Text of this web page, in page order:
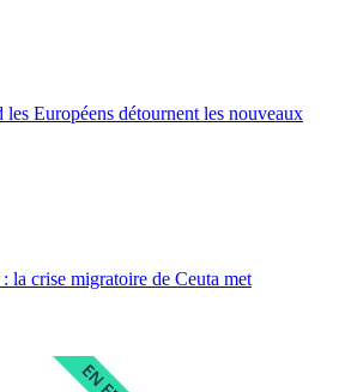
les Européens détournent les nouveaux
la crise migratoire de Ceuta met